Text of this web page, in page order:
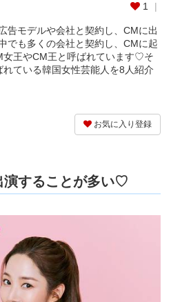
1
告モデルや会社と契約し、CMに出
でも多くの会社と契約し、CMに起
女王やCM王と呼ばれています♡そ
ている韓国女性芸能人を8人紹介
お気に入り登録
演することが多い♡